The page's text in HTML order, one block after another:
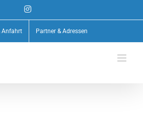
Instagram
Anfahrt Partner & Adressen